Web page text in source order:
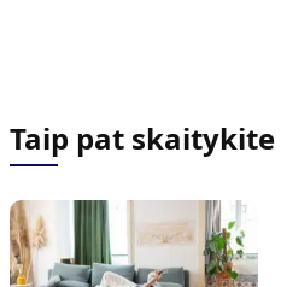
Taip pat skaitykite